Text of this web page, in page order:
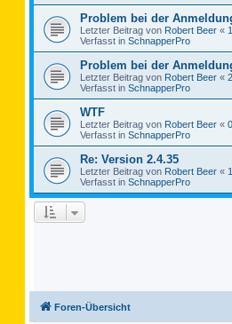
Problem bei der
Letzter Beitrag von Robert Beer «
Verfasst in SchnapperPro
Problem bei der
Letzter Beitrag von Robert Beer «
Verfasst in SchnapperPro
WTF
Letzter Beitrag von Robert Beer «
Verfasst in SchnapperPro
Re: Version 2.4.35
Letzter Beitrag von Robert Beer «
Verfasst in SchnapperPro
Foren-Übersicht